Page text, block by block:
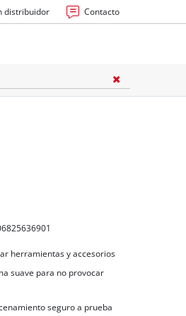
distribuidor Contacto
herramientas y accesorios
suave para no provocar
seguro a prueba